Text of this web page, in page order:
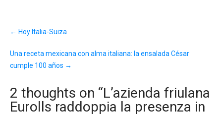
navigation
← Hoy Italia-Suiza
Una receta mexicana con alma italiana: la ensalada César
cumple 100 años →
2 thoughts on “L’azienda friulana
Eurolls raddoppia la presenza in